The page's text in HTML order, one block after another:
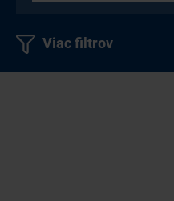
Viac filtrov